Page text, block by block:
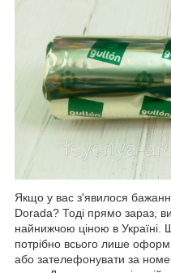
Якщо у вас з'явилося
Dorada? Тоді прямо зараз,
найнижчою ціною в Україні.
потрібно всього лише
або зателефонувати за